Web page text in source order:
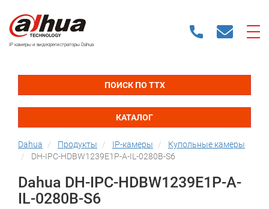
IP камеры и видеорегистраторы Dahua
ПОИСК ПО ТТХ
КАТАЛОГ
Dahua Продукты IP-камеры
Купольные камеры
DH-IPC-HDBW1239E1P-A-IL-0280B-S6
Dahua DH-IPC-HDBW1239E1P-A-
IL-0280B-S6